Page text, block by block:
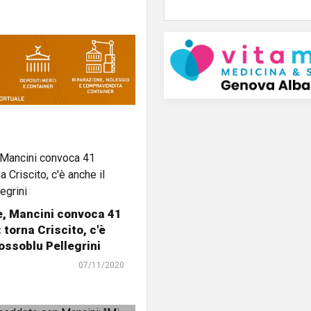
Mancini convoca 41
Criscito, c'è
Pellegrini
07/11/2020